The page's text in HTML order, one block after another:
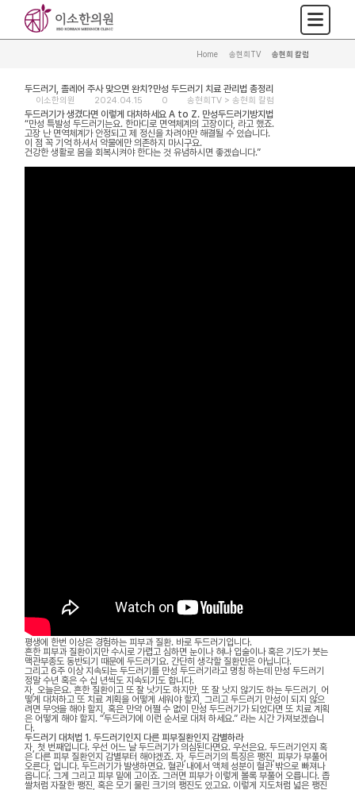
Home 송현희TV 송현희 칼럼
두드러기, 졸레어 주사 맞으면 완치?만성 두드러기 치료 관리법 총정리
이소한의원 2024.04.15 0 송현희TV >송현희 칼럼
두드러기가 생겼다면 이렇게 대처하세요 A to Z. 만성두드러기방지법
“만성 특발성 두드러기는요. 한마디로 면역체계의 고장이다, 라고 했죠.
고장 난 면역체계가 안정되고 제 정신을 차려야만 해결될 수 있습니다.
이 점 꼭 기억 하셔서 약물에만 의존하지 마시구요.
건강한 생활로 몸을 회복시켜야 한다는 것 유념하시면 좋겠습니다.”
평생에 한번 이상은 경험하는 피부과 질환. 바로 두드러기입니다.
흔한 피부과 질환이지만 수시로 가렵고 심하면 눈이나 혀나 입술이나 혹은 기도가 붓는
맥관부종도 동반되기 때문에 두드러기요. 간단히 생각할 질환만은 아닙니다.
그리고 6주 이상 지속되는 두드러기를 만성 두드러기라고 명칭 하는데 만성 두드러기
정말 수년 혹은 수 십 년씩도 지속되기도 합니다.
자, 오늘은요. 흔한 질환이고 또 잘 낫기도 하지만, 또 잘 낫지 않기도 하는 두드러기, 어
떻게 대처하고 또 치료 계획을 어떻게 세워야 할지, 그리고 두드러기 만성이 되지 않으
려면 무엇을 해야 할지, 혹은 만약 어쩔 수 없이 만성 두드러기가 되었다면 또 치료 계획
은 어떻게 해야 할지. “두드러기에 이런 순서로 대처 하세요.” 라는 시간 가져보겠습니
다.
두드러기 대처법 1. 두드러기인지 다른 피부질환인지 감별하라
자, 첫 번째입니다. 우선 어느 날 두드러기가 의심된다면요. 우선은요. 두드러기인지 혹
은 다른 피부 질환인지 감별부터 해야겠죠. 자, 두드러기의 특징은 팽진, 피부가 부풀어
오른다, 입니다. 두드러기가 발생하면요. 혈관 내에서 액체 성분이 혈관 밖으로 빠져나
옵니다. 그게 그리고 피부 밑에 고이죠. 그러면 피부가 이렇게 볼록 부풀어 오릅니다. 좁
쌀처럼 자잘한 팽진, 혹은 모기 물린 크기의 팽진도 있고요. 이렇게 지도처럼 넓은 팽진